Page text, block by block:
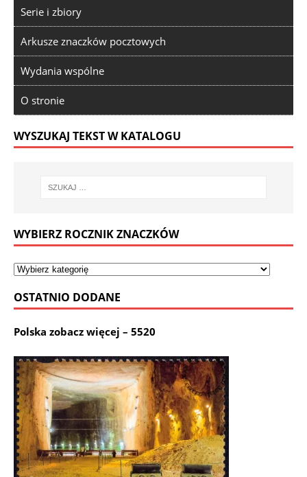
Serie i zbiory
Arkusze znaczków pocztowych
Wydania wspólne
O stronie
WYSZUKAJ TEKST W KATALOGU
WYBIERZ ROCZNIK ZNACZKÓW
OSTATNIO DODANE
Polska zobacz więcej – 5520